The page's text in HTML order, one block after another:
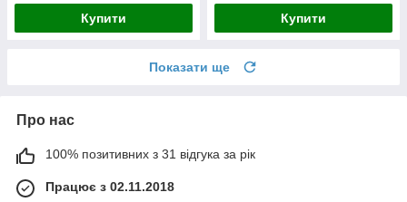
Купити Купити
Показати ще
Про нас
100% позитивних з 31 відгука за рік
Працює з 02.11.2018